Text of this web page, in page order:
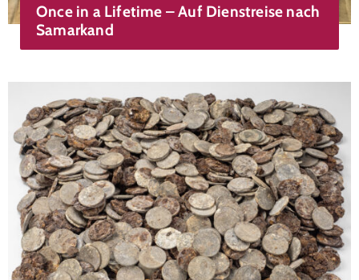
Once in a Lifetime – Auf Dienstreise nach
Samarkand